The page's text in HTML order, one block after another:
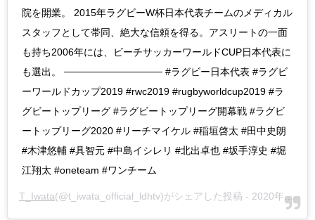
院を開業。 2015年ラグビーW杯日本代表チームのメディカル
スタッフとして帯同、絶大な信頼を得る。アスリートの一面
も持ち2006年には、ビーチサッカーワールドCUP日本代表に
も選出。 ────────────── #ラグビー日本代表 #ラグビ
ーワールドカップ2019 #rwc2019 #rugbyworldcup2019 #ラ
グビートップリーグ #ラグビートップリーグ開幕戦 #ラグビ
ートップリーグ2020 #リーチマイケル #稲垣啓太 #田中史朗
#木津悠輔 #具智元 #中島イシレリ #北出卓也 #坂手淳史 #堀
江翔太 #oneteam #ワンチーム
T_Iwata(@t_iwata_official_ldhtv)がシェアした投稿 - 2020年 1月月12日午前8時50分PST